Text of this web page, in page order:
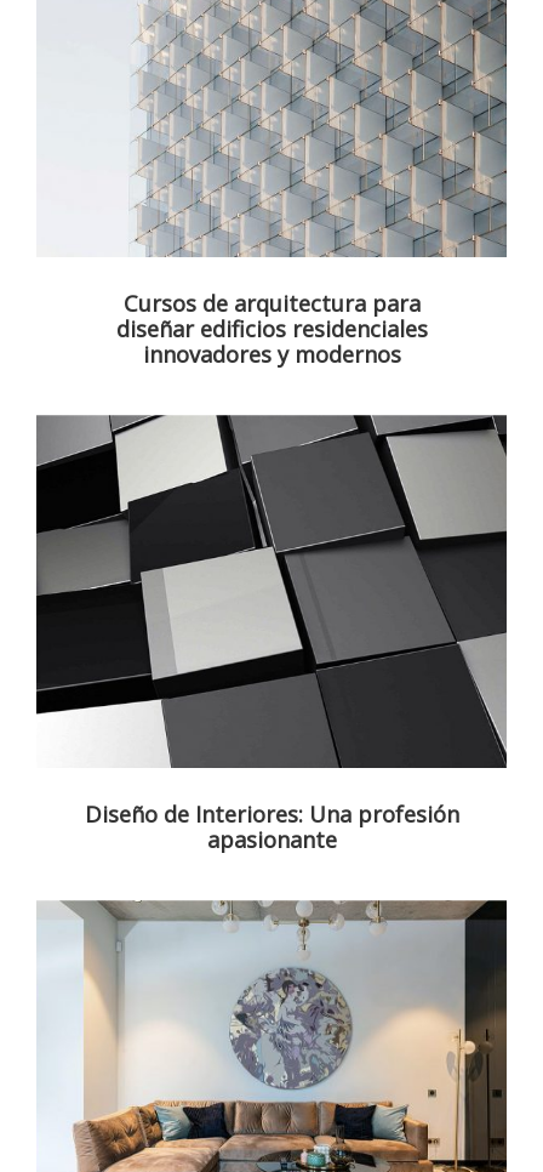
Cursos de arquitectura para
diseñar edificios residenciales
innovadores y modernos
Diseño de Interiores: Una profesión
apasionante